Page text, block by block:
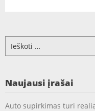
Ieškoti:
Naujausi įrašai
Auto supirkimas turi